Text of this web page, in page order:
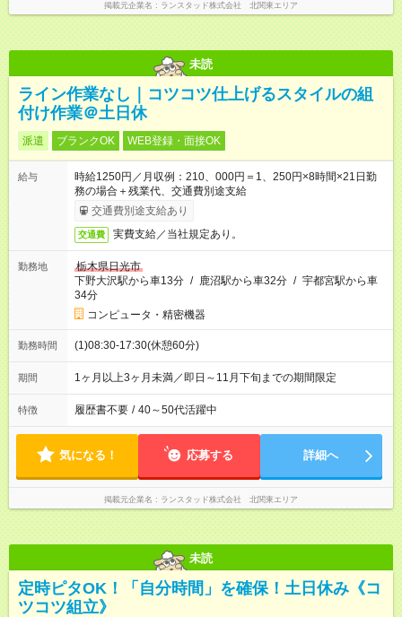
掲載元企業名 ランスタッド株式会社 北関東エリア
未読
ライン作業なし｜コツコツ仕上げるスタイルの組
付け作業＠土日休
派遣 ブランクOK WEB登録・面接OK
給与
時給1250円／月収例：210、000円＝1、250円×8時間×21日勤
務の場合＋残業代、交通費別途支給
交通費別途支給あり
交通費 実費支給／当社規定あり。
勤務地
栃木県日光市
下野大沢駅から車13分 / 鹿沼駅から車32分 / 宇都宮駅から車
34分
コンピュータ・精密機器
勤務時間 (1)08:30-17:30(休憩60分)
期間 1ヶ月以上3ヶ月未満／即日～11月下旬までの期間限定
特徴 履歴書不要 / 40～50代活躍中
気になる！ 応募する 詳細へ
掲載元企業名 ランスタッド株式会社 北関東エリア
未読
定時ピタOK！「自分時間」を確保！土日休み《コ
ツコツ組立》